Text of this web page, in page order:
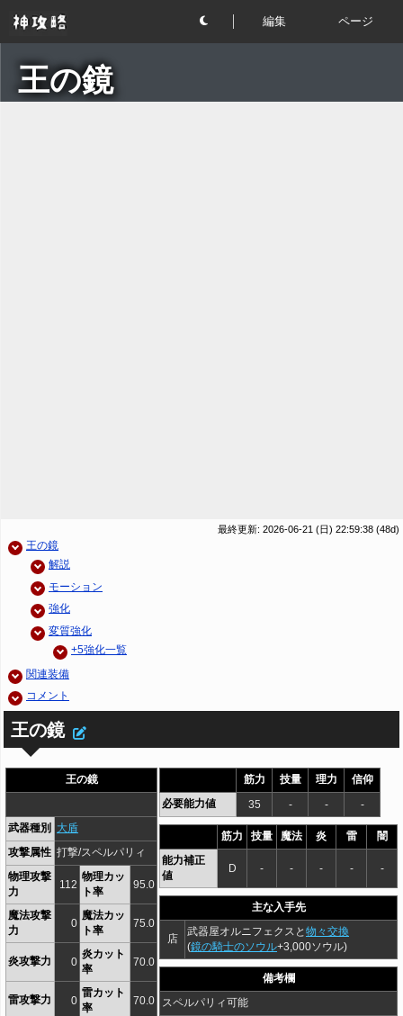
編集 ページ
王の鏡
最終更新: 2026-06-21 (日) 22:59:38 (48d)
王の鏡
解説
モーション
強化
変質強化
+5強化一覧
関連装備
コメント
王の鏡
王の鏡
武器種別
大盾
攻撃属性 打撃/スペルパリィ
物理攻撃
力
112
物理カッ
ト率
95.0
魔法攻撃
力
0
魔法カッ
ト率
75.0
炎攻撃力 0
炎カット
率
70.0
雷攻撃力 0
雷カット
率
70.0
筋力 技量 理力
信仰
必要能力値
35 - - -
筋力 技量 魔法 炎 雷
闇
能力補正
値
D - - - - -
主な入手先
店
武器屋オルニフェクスと 物々交換
(鏡の騎士のソウル+3,000ソウル)
備考欄
スペルパリィ可能